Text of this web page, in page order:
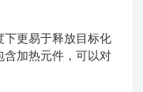
更易于释放目标化
含加热元件，可以对